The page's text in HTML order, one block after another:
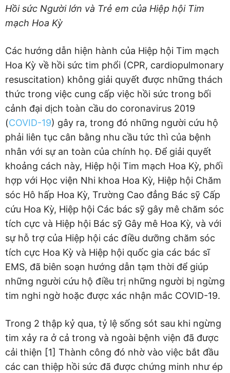
Hồi sức Người lớn và Trẻ em của Hiệp hội Tim
mạch Hoa Kỳ
Các hướng dẫn hiện hành của Hiệp hội Tim mạch
Hoa Kỳ về hồi sức tim phổi (CPR, cardiopulmonary
resuscitation) không giải quyết được những thách
thức trong việc cung cấp việc hồi sức trong bối
cảnh đại dịch toàn cầu do coronavirus 2019
(COVID-19) gây ra, trong đó những người cứu hộ
phải liên tục cân bằng nhu cầu tức thì của bệnh
nhân với sự an toàn của chính họ. Để giải quyết
khoảng cách này, Hiệp hội Tim mạch Hoa Kỳ, phối
hợp với Học viện Nhi khoa Hoa Kỳ, Hiệp hội Chăm
sóc Hô hấp Hoa Kỳ, Trường Cao đẳng Bác sỹ Cấp
cứu Hoa Kỳ, Hiệp hội Các bác sỹ gây mê chăm sóc
tích cực và Hiệp hội Bác sỹ Gây mê Hoa Kỳ, và với
sự hỗ trợ của Hiệp hội các điều dưỡng chăm sóc
tích cực Hoa Kỳ và Hiệp hội quốc gia các bác sĩ
EMS, đã biên soạn hướng dẫn tạm thời để giúp
những người cứu hộ điều trị những người bị ngừng
tim nghi ngờ hoặc được xác nhận mắc COVID-19.
Trong 2 thập kỷ qua, tỷ lệ sống sót sau khi ngừng
tim xảy ra ở cả trong và ngoài bệnh viện đã được
cải thiện [1] Thành công đó nhờ vào việc bắt đầu
các can thiệp hồi sức đã được chứng minh như ép